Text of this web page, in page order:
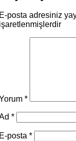
posta adresiniz
*
*
posta *